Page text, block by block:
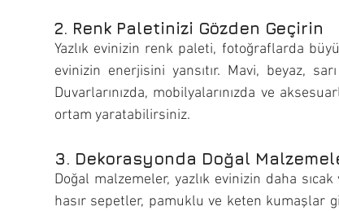
2. Renk Paletinizi Gözden Geçirin
Yazlık evinizin renk paleti, fotoğraflarda
evinizin enerjisini yansıtır. Mavi, beyaz,
Duvarlarınızda, mobilyalarınızda ve
ortam yaratabilirsiniz.
3. Dekorasyonda Doğal
Doğal malzemeler, yazlık evinizin daha
hasır sepetler, pamuklu ve keten kumaşlar